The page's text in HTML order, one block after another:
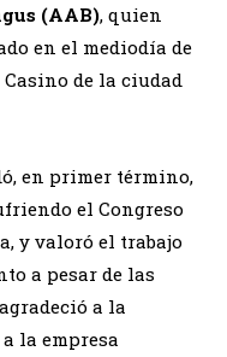
(AAB), quien
en el mediodía de
de la ciudad
en primer término,
el Congreso
y valoró el trabajo
a pesar de las
a la
la empresa